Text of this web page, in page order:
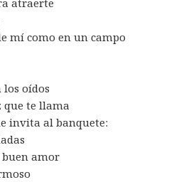
mí como en un campo
los oídos
que te llama
invita al banquete:
buen amor